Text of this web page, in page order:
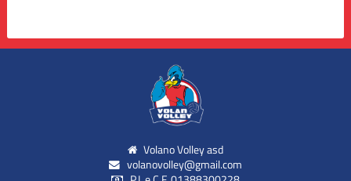
Volano Volley asd
volanovolley@gmail.com